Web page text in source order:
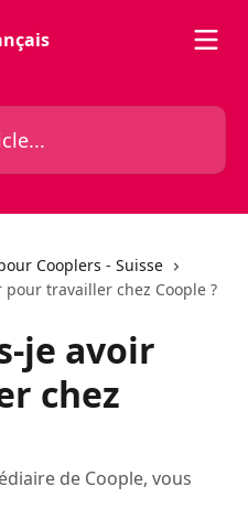
Cooplers - Suisse
travailler chez Coople ?
je avoir
chez
de Coople, vous